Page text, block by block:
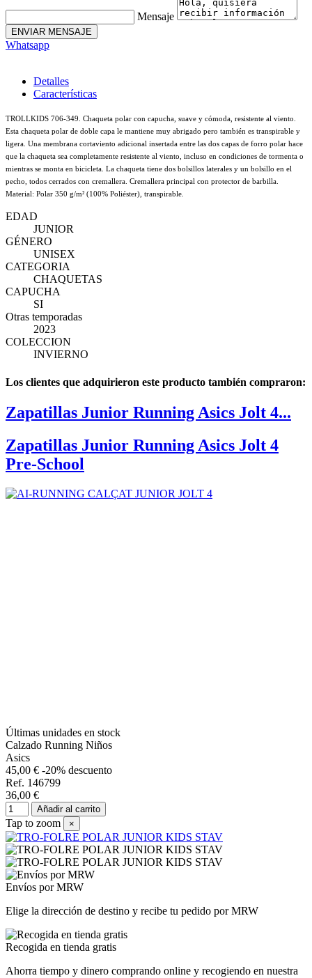
Mensaje
ENVIAR MENSAJE
Whatsapp
Detalles
Características
TROLLKIDS 706-349. Chaqueta polar con capucha, suave y cómoda, resistente al viento.
Esta chaqueta polar de doble capa le mantiene muy abrigado pero también es transpirable y
ligera. Una membrana cortaviento adicional insertada entre las dos capas de forro polar hace
que la chaqueta sea completamente resistente al viento, incluso en condiciones de tormenta o
mientras se monta en bicicleta. La chaqueta tiene dos bolsillos laterales y un bolsillo en el
pecho, todos cerrados con cremallera. Cremallera principal con protector de barbilla.
Material: Polar 350 g/m² (100% Poliéster), transpirable.
EDAD
JUNIOR
GÉNERO
UNISEX
CATEGORIA
CHAQUETAS
CAPUCHA
SI
Otras temporadas
2023
COLECCION
INVIERNO
Los clientes que adquirieron este producto también compraron:
Zapatillas Junior Running Asics Jolt 4...
Zapatillas Junior Running Asics Jolt 4
Pre-School
Últimas unidades en stock
Calzado Running Niños
Asics
45,00 € -20% descuento
Ref. 146799
36,00 €
Añadir al carrito
Tap to zoom ×
Envíos por MRW
Elige la dirección de destino y recibe tu pedido por MRW
Recogida en tienda gratis
Ahorra tiempo y dinero comprando online y recogiendo en nuestra